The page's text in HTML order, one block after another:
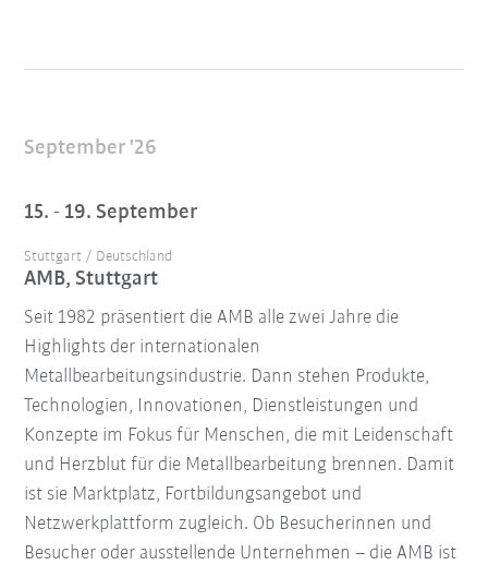
September '26
15. - 19. September
Stuttgart / Deutschland
AMB, Stuttgart
Seit 1982 präsentiert die AMB alle zwei Jahre die
Highlights der internationalen
Metallbearbeitungsindustrie. Dann stehen Produkte,
Technologien, Innovationen, Dienstleistungen und
Konzepte im Fokus für Menschen, die mit Leidenschaft
und Herzblut für die Metallbearbeitung brennen. Damit
ist sie Marktplatz, Fortbildungsangebot und
Netzwerkplattform zugleich. Ob Besucherinnen und
Besucher oder ausstellende Unternehmen – die AMB ist